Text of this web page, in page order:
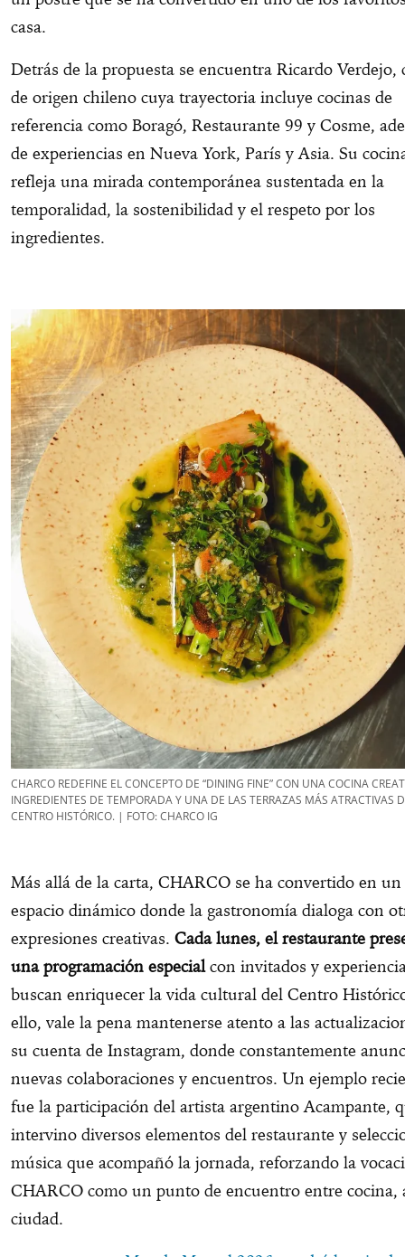
casa.
Detrás de la propuesta se encuentra Ricardo Verdejo,
de origen chileno cuya trayectoria incluye cocinas de
referencia como Boragó, Restaurante 99 y Cosme,
de experiencias en Nueva York, París y Asia. Su
refleja una mirada contemporánea sustentada en la
temporalidad, la sostenibilidad y el respeto por los
ingredientes.
CHARCO REDEFINE EL CONCEPTO DE “DINING FINE” CON UNA COCINA
INGREDIENTES DE TEMPORADA Y UNA DE LAS TERRAZAS MÁS ATRACTIVAS
CENTRO HISTÓRICO. | FOTO: CHARCO IG
Más allá de la carta, CHARCO se ha convertido en un
espacio dinámico donde la gastronomía dialoga con
expresiones creativas. Cada lunes, el restaurante
una programación especialcon invitados y
buscan enriquecer la vida cultural del Centro
ello, vale la pena mantenerse atento a las
su cuenta de Instagram, donde constantemente
nuevas colaboraciones y encuentros. Un ejemplo
fue la participación del artista argentino Acampante,
intervino diversos elementos del restaurante y
música que acompañó la jornada, reforzando la
CHARCO como un punto de encuentro entre cocina,
ciudad.